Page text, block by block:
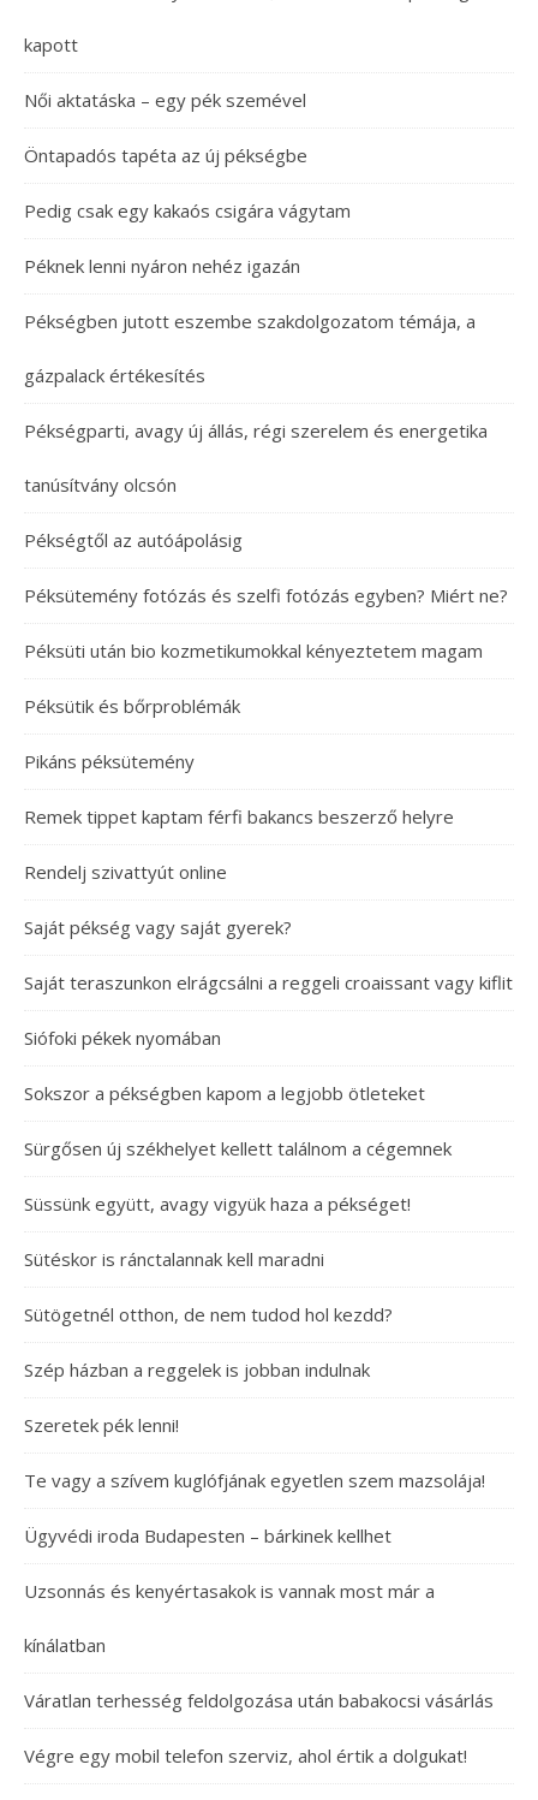
kapott
Női aktatáska – egy pék szemével
Öntapadós tapéta az új pékségbe
Pedig csak egy kakaós csigára vágytam
Péknek lenni nyáron nehéz igazán
Pékségben jutott eszembe szakdolgozatom témája, a
gázpalack értékesítés
Pékségparti, avagy új állás, régi szerelem és energetika
tanúsítvány olcsón
Pékségtől az autóápolásig
Péksütemény fotózás és szelfi fotózás egyben? Miért ne?
Péksüti után bio kozmetikumokkal kényeztetem magam
Péksütik és bőrproblémák
Pikáns péksütemény
Remek tippet kaptam férfi bakancs beszerző helyre
Rendelj szivattyút online
Saját pékség vagy saját gyerek?
Saját teraszunkon elrágcsálni a reggeli croaissant vagy kiflit
Siófoki pékek nyomában
Sokszor a pékségben kapom a legjobb ötleteket
Sürgősen új székhelyet kellett találnom a cégemnek
Süssünk együtt, avagy vigyük haza a pékséget!
Sütéskor is ránctalannak kell maradni
Sütögetnél otthon, de nem tudod hol kezdd?
Szép házban a reggelek is jobban indulnak
Szeretek pék lenni!
Te vagy a szívem kuglófjának egyetlen szem mazsolája!
Ügyvédi iroda Budapesten – bárkinek kellhet
Uzsonnás és kenyértasakok is vannak most már a
kínálatban
Váratlan terhesség feldolgozása után babakocsi vásárlás
Végre egy mobil telefon szerviz, ahol értik a dolgukat!